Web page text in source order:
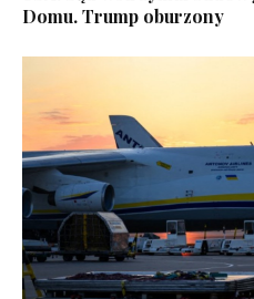
Domu. Trump oburzony